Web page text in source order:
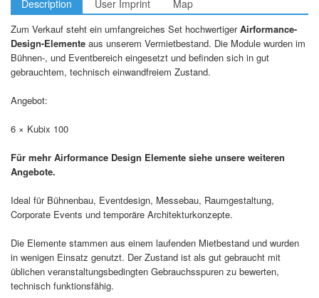
Description User Imprint Map
Zum Verkauf steht ein umfangreiches Set hochwertigerAirformance-
Design-Elemente aus unserem Vermietbestand. Die Module wurden im
Bühnen-, und Eventbereich eingesetzt und befinden sich in gut
gebrauchtem, technisch einwandfreiem Zustand.
Angebot:
6 × Kubix 100
Für mehr Airformance Design Elemente siehe unsere weiteren
Angebote.
Ideal für Bühnenbau, Eventdesign, Messebau, Raumgestaltung,
Corporate Events und temporäre Architekturkonzepte.
Die Elemente stammen aus einem laufenden Mietbestand und wurden
in wenigen Einsatz genutzt. Der Zustand ist als gut gebraucht mit
üblichen veranstaltungsbedingten Gebrauchsspuren zu bewerten,
technisch funktionsfähig.